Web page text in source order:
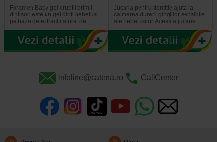
Foramen Baby gel eruptii primii
dintisori este un gel dinti bebelusi
pe baza de extract natural de…
Jucaria pentru dentitie ajuta la
calmarea durerii gingiilor sensibile
ale bebelusilor. Aceasta jucarie…
infoline@catena.ro CallCenter